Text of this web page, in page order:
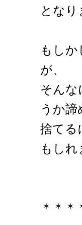
となり
もし
が、
そんな
うか諦
捨てる
もしれ
＊＊＊